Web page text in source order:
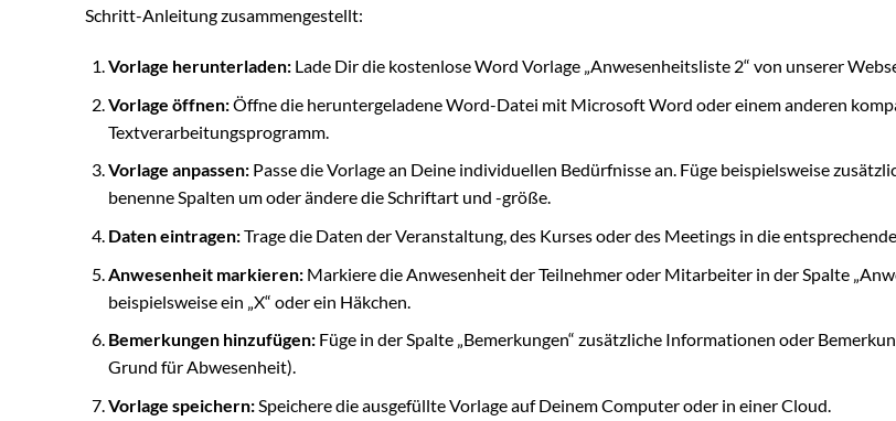
Schritt-Anleitung zusammengestellt:
Vorlage herunterladen:Lade Dir die kostenlose Word Vorlage „Anwesenheitsliste 2“ von unserer
Vorlage öffnen:Öffne die heruntergeladene Word-Datei mit Microsoft Word oder einem anderen
Textverarbeitungsprogramm.
Vorlage anpassen:Passe die Vorlage an Deine individuellen Bedürfnisse an. Füge beispielsweise
benenne Spalten um oder ändere die Schriftart und -größe.
Daten eintragen:Trage die Daten der Veranstaltung, des Kurses oder des Meetings in die
Anwesenheit markieren:Markiere die Anwesenheit der Teilnehmer oder Mitarbeiter in der Spalte
beispielsweise ein „X“ oder ein Häkchen.
Bemerkungen hinzufügen:Füge in der Spalte „Bemerkungen“ zusätzliche Informationen oder
Grund für Abwesenheit).
Vorlage speichern:Speichere die ausgefüllte Vorlage auf Deinem Computer oder in einer Cloud.